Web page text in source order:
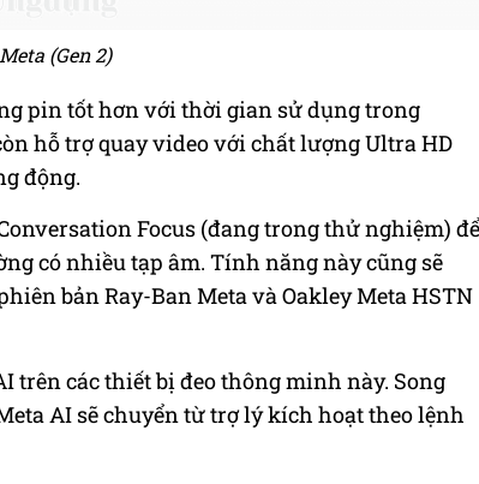
(Gen 2)
pin tốt hơn với thời gian sử dụng trong
hỗ trợ quay video với chất lượng Ultra HD
động.
Focus (đang trong thử nghiệm) để
có nhiều tạp âm. Tính năng này cũng sẽ
bản Ray-Ban Meta và Oakley Meta HSTN
trên các thiết bị đeo thông minh này. Song
AI sẽ chuyển từ trợ lý kích hoạt theo lệnh